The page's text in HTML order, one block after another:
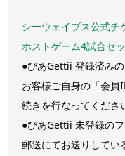
シーウェイブス公式チ
ホストゲーム4試合セ
●ぴあGettii 登録済み
お客様ご自身の「会
続きを行なってくださ
●ぴあGettii 未登録の
郵送にてお送りしてい